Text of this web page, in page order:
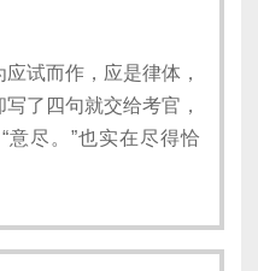
试而作，应是律体，
了四句就交给考官，
意尽。”也实在尽得恰